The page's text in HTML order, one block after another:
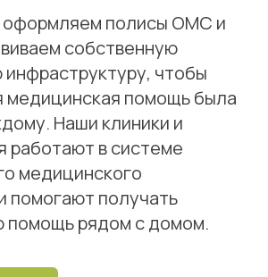
оформляем полисы ОМС и
собственную
чтобы
медицинская помощь была
Наши клиники и
работают в системе
медицинского
помогают получать
помощь рядом с домом.